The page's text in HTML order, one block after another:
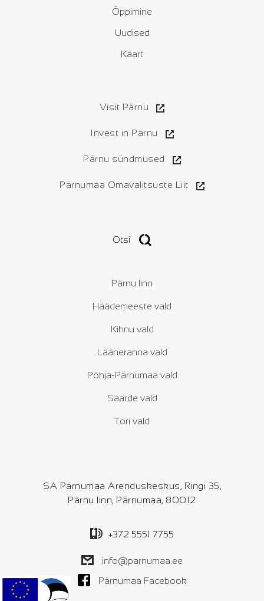
Õppimine
Uudised
Kaart
Visit Pärnu
Invest in Pärnu
Pärnu sündmused
Pärnumaa Omavalitsuste Liit
Otsi
Pärnu linn
Häädemeeste vald
Kihnu vald
Lääneranna vald
Põhja-Pärnumaa vald
Saarde vald
Tori vald
SA Pärnumaa Arenduskeskus, Ringi 35,
Pärnu linn, Pärnumaa, 80012
+372 5551 7755
info@parnumaa.ee
Pärnumaa Facebook